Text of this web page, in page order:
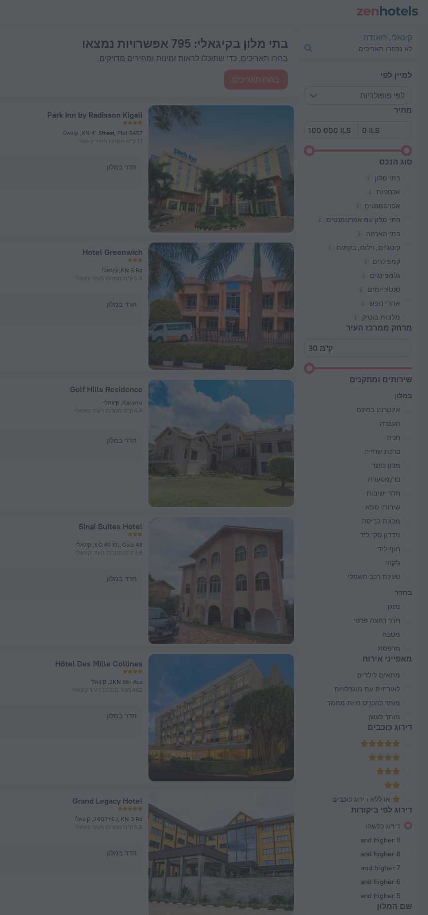
קיגאלי, רואנדה
לא נבחרו תאריכים
למיין לפי
לפי פופולריות
מחיר
סוג הנכס
בתי מלון
אכסניות
אפרטמנטים
בתי מלון עם אפרטמנטים
בתי הארחה
קוטג'ים, וילות, בקתות
קמפינגים
גלמפינגים
סנטוריומים
אתרי נופש
מלונות בוטיק
מרחק ממרכז העיר
שירותים ומתקנים
במלון
אינטרנט בחינם
העברה
חניה
ברכת שחייה
מכון כושר
בר/מסעדה
חדר ישיבות
שירותי ספא
מכונת כביסה
מדרון סקי ליד
חוף ליד
ג'קוזי
טעינת רכב חשמלי
בחדר
מזגן
חדר רחצה פרטי
מטבח
מרפסת
מאפייני אירוח
מתאים לילדים
לאורחים עם מוגבלויות
מותר להכניס חיות מחמד
מותר לעשן
דירוג כוכבים
או ללא דירוג כוכבים
דירוג לפי ביקורות
דירוג כלשהו
9 and higher
8 and higher
7 and higher
6 and higher
5 and higher
שם המלון
בתי מלון בקיגאלי: 795 אפשרויות נמצאו
בחרו תאריכים, כדי שתוכלו לראות זמינות ומחירים מדויקים.
בחרו תאריכים
Park Inn by Radisson Kigali
KN 41 Street, Plot 5457, קיגאלי
1.1 ק"מ ממרכז העיר קיגאלי
חדר במלון
Hotel Greenwich
KN 5 Rd, קיגאלי
5.9 ק"מ ממרכז העיר קיגאלי
חדר במלון
Golf Hills Residence
Kacyiru, קיגאלי
4.4 ק"מ ממרכז העיר קיגאלי
חדר במלון
Sinai Suites Hotel
KG 40 St., Gate 43, קיגאלי
7.6 ק"מ ממרכז העיר קיגאלי
חדר במלון
Hôtel Des Mille Collines
2KN 6th Ave, קיגאלי
462 מטר ממרכז העיר קיגאלי
חדר במלון
Grand Legacy Hotel
24Q7+6J, KN 3 Rd, קיגאלי
5.8 ק"מ ממרכז העיר קיגאלי
חדר במלון